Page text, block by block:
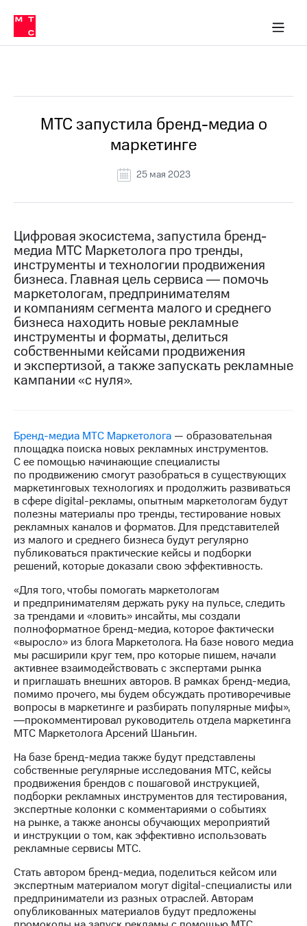
Медиа-центр
и акционерам
Устойчивое развитие
Комплаенс и деловая этика
компании
Карьера
История
Руководство
Контакты
Медиа-центр
Пресс-
релизы
МТС
о технологиях
Достижения
отчетность
Контакты
Новости
в
регионе
и акционерам
Корпоративное
управление
Корпоративный
секретарь
Раскрытие
информации
Информация
акционерам
Документы
ПАО
"МТС"
Собрания
акционеров
Личный
акционера
Акционерный
капитал
Контроль
и
аудит
Рынок
акций
Описание
Программа
приобретения
Порядок
в МТС
Пресс-
релизы
о технологиях
МТС запустила бренд-медиа о
маркетинге
25 мая 2023
Цифровая экосистема, запустила бренд-
медиа МТС Маркетолога про тренды,
инструменты и технологии продвижения
бизнеса. Главная цель сервиса ― помочь
маркетологам, предпринимателям
и компаниям сегмента малого и среднего
бизнеса находить новые рекламные
инструменты и форматы, делиться
собственными кейсами продвижения
и экспертизой, а также запускать рекламные
кампании «с нуля».
Бренд-медиа МТС Маркетолога — образовательная
площадка поиска новых рекламных инструментов.
С ее помощью начинающие специалисты
по продвижению смогут разобраться в существующих
маркетинговых технологиях и продолжить развиваться
в сфере digital-рекламы, опытным маркетологам будут
полезны материалы про тренды, тестирование новых
рекламных каналов и форматов. Для представителей
из малого и среднего бизнеса будут регулярно
публиковаться практические кейсы и подборки
решений, которые доказали свою эффективность.
«Для того, чтобы помогать маркетологам
и предпринимателям держать руку на пульсе, следить
за трендами и «ловить» инсайты, мы создали
полноформатное бренд-медиа, которое фактически
«выросло» из блога Маркетолога. На базе нового медиа
мы расширили круг тем, про которые пишем, начали
активнее взаимодействовать с экспертами рынка
и приглашать внешних авторов. В рамках бренд-медиа,
помимо прочего, мы будем обсуждать противоречивые
вопросы в маркетинге и разбирать популярные мифы»,
―прокомментировал руководитель отдела маркетинга
МТС Маркетолога Арсений Шаньгин.
На базе бренд-медиа также будут представлены
собственные регулярные исследования МТС, кейсы
продвижения брендов с пошаговой инструкцией,
подборки рекламных инструментов для тестирования,
экспертные колонки с комментариями о событиях
на рынке, а также анонсы обучающих мероприятий
и инструкции о том, как эффективно использовать
рекламные сервисы МТС.
Стать автором бренд-медиа, поделиться кейсом или
экспертным материалом могут digital-cпециалисты или
предприниматели из разных отраслей. Авторам
опубликованных материалов будут предложены